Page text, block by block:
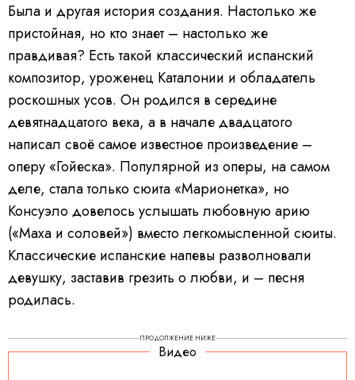
Была и другая история создания. Настолько же
пристойная, но кто знает – настолько же
правдивая? Есть такой классический испанский
композитор, уроженец Каталонии и обладатель
роскошных усов. Он родился в середине
девятнадцатого века, а в начале двадцатого
написал своё самое известное произведение –
оперу «Гойеска». Популярной из оперы, на самом
деле, стала только сюита «Марионетка», но
Консуэло довелось услышать любовную арию
(«Маха и соловей») вместо легкомысленной сюиты.
Классические испанские напевы разволновали
девушку, заставив грезить о любви, и – песня
родилась.
ПРОДОЛЖЕНИЕ НИЖЕ
Видео